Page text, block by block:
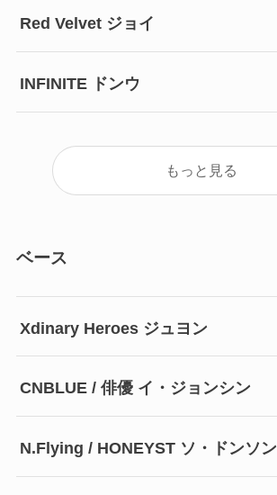
Red Velvet ジョイ
INFINITE ドンウ
もっと見る
ベース
Xdinary Heroes ジュヨン
CNBLUE / 俳優 イ・ジョンシン
N.Flying / HONEYST ソ・ドンソン